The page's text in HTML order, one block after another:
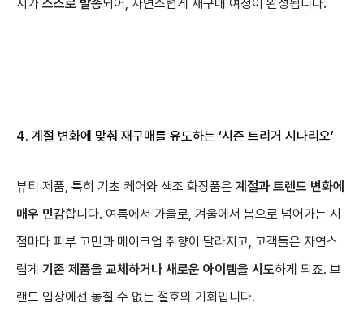
지가 스스로 발송되어, 자연스럽게 재구매 여정이 완성됩니다.
4. 계절 변화에 맞춰 재구매를 유도하는 ‘시즌 트리거 시나리오’
뷰티 제품, 특히 기초 케어와 색조 화장품은 계절과 트렌드 변화에
매우 민감합니다. 여름에서 가을로, 겨울에서 봄으로 넘어가는 시
점마다 피부 고민과 메이크업 취향이 달라지고, 고객들은 자연스
럽게 기존 제품을 교체하거나 새로운 아이템을 시도하게 되죠. 브
랜드 입장에선 놓칠 수 없는 절호의 기회입니다.